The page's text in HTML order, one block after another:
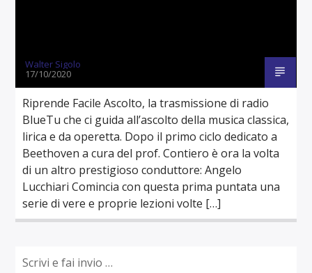
Walter Sigolo
17/10/2020
Riprende Facile Ascolto, la trasmissione di radio
BlueTu che ci guida all’ascolto della musica classica,
lirica e da operetta. Dopo il primo ciclo dedicato a
Beethoven a cura del prof. Contiero è ora la volta
di un altro prestigioso conduttore: Angelo
Lucchiari Comincia con questa prima puntata una
serie di vere e proprie lezioni volte […]